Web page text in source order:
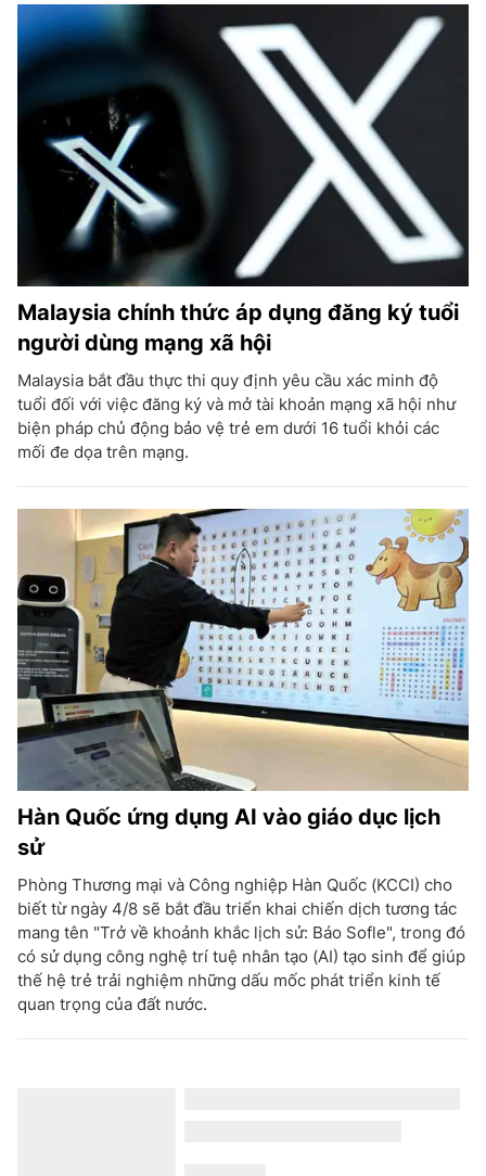
Malaysia chính thức áp dụng đăng ký tuổi
người dùng mạng xã hội
Malaysia bắt đầu thực thi quy định yêu cầu xác minh độ
tuổi đối với việc đăng ký và mở tài khoản mạng xã hội như
biện pháp chủ động bảo vệ trẻ em dưới 16 tuổi khỏi các
mối đe dọa trên mạng.
Hàn Quốc ứng dụng AI vào giáo dục lịch
sử
Phòng Thương mại và Công nghiệp Hàn Quốc (KCCI) cho
biết từ ngày 4/8 sẽ bắt đầu triển khai chiến dịch tương tác
mang tên "Trở về khoảnh khắc lịch sử: Báo Sofle", trong đó
có sử dụng công nghệ trí tuệ nhân tạo (AI) tạo sinh để giúp
thế hệ trẻ trải nghiệm những dấu mốc phát triển kinh tế
quan trọng của đất nước.